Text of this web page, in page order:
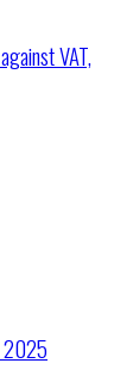
VAT,
2025